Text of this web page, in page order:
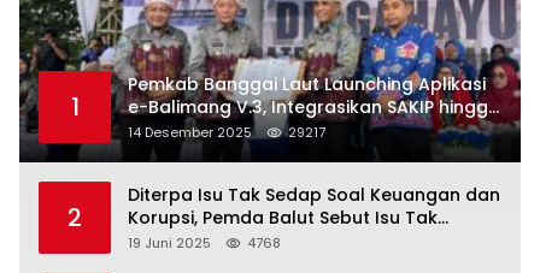
1
Pemkab Banggai Laut Launching Aplikasi
e-Balimang V.3, Integrasikan SAKIP hingga
Satu Data Layanan Publik
14 Desember 2025 29217
2
Diterpa Isu Tak Sedap Soal Keuangan dan
Korupsi, Pemda Balut Sebut Isu Tak
Berdasar
19 Juni 2025 4768